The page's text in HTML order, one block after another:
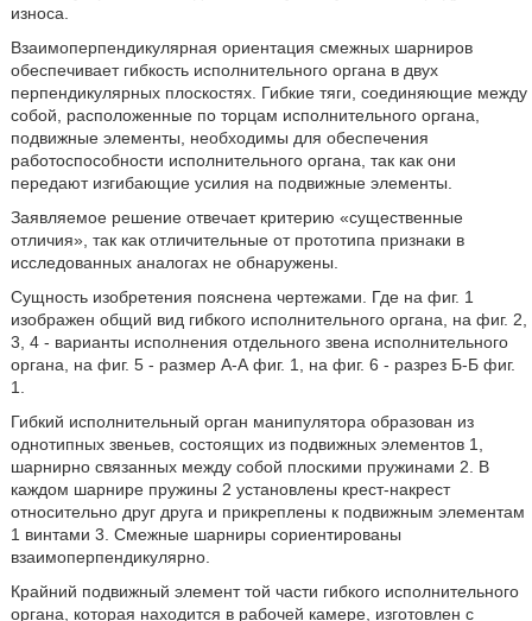
износа.
Взаимоперпендикулярная ориентация смежных шарниров
обеспечивает гибкость исполнительного органа в двух
перпендикулярных плоскостях. Гибкие тяги, соединяющие между
собой, расположенные по торцам исполнительного органа,
подвижные элементы, необходимы для обеспечения
работоспособности исполнительного органа, так как они
передают изгибающие усилия на подвижные элементы.
Заявляемое решение отвечает критерию «существенные
отличия», так как отличительные от прототипа признаки в
исследованных аналогах не обнаружены.
Сущность изобретения пояснена чертежами. Где на фиг. 1
изображен общий вид гибкого исполнительного органа, на фиг. 2,
3, 4 - варианты исполнения отдельного звена исполнительного
органа, на фиг. 5 - размер А-А фиг. 1, на фиг. 6 - разрез Б-Б фиг.
1.
Гибкий исполнительный орган манипулятора образован из
однотипных звеньев, состоящих из подвижных элементов 1,
шарнирно связанных между собой плоскими пружинами 2. В
каждом шарнире пружины 2 установлены крест-накрест
относительно друг друга и прикреплены к подвижным элементам
1 винтами 3. Смежные шарниры сориентированы
взаимоперпендикулярно.
Крайний подвижный элемент той части гибкого исполнительного
органа, которая находится в рабочей камере, изготовлен с